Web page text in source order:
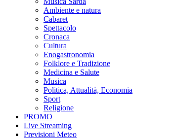
Ambiente e natura
Cabaret
Spettacolo
Cronaca
Cultura
Enogastronomia
Folklore e Tradizione
Medicina e Salute
Musica
Politica, Attualità, Economia
Sport
Religione
PROMO
Live Streaming
Previsioni Meteo